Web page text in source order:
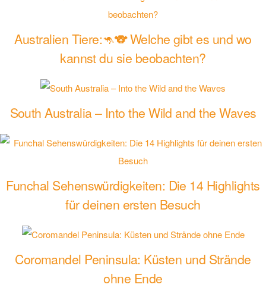
Australien Tiere:🦘🐨 Welche gibt es und wo
kannst du sie beobachten?
South Australia – Into the Wild and the Waves
Funchal Sehenswürdigkeiten: Die 14 Highlights
für deinen ersten Besuch
Coromandel Peninsula: Küsten und Strände
ohne Ende